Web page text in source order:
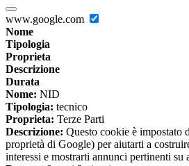
www.google.com
Nome
Tipologia
Proprieta
Descrizione
Durata
Nome: NID
Tipologia: tecnico
Proprieta: Terze Parti
Descrizione: Questo cookie è impostato
proprietà di Google) per aiutarti a
interessi e mostrarti annunci pertinenti su